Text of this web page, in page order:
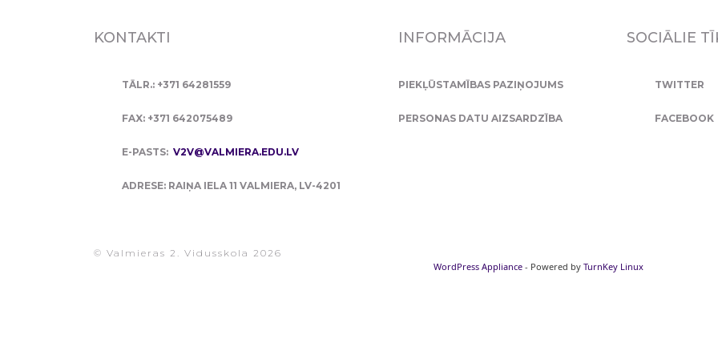
KONTAKTI
TĀLR.: +371 64281559
FAX: +371 642075489
E-PASTS: V2V@VALMIERA.EDU.LV
ADRESE: RAIŅA IELA 11 VALMIERA, LV-4201
INFORMĀCIJA
PIEKĻŪSTAMĪBAS PAZIŅOJUMS
PERSONAS DATU AIZSARDZĪBA
SOCIĀLIE
TWITTER
FACEBOOK
© Valmieras 2. Vidusskola 2026
WordPress Appliance - Powered by TurnKey Linux